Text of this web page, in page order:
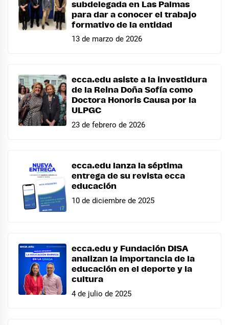
subdelegada en Las Palmas
para dar a conocer el trabajo
formativo de la entidad
13 de marzo de 2026
ecca.edu asiste a la investidura
de la Reina Doña Sofía como
Doctora Honoris Causa por la
ULPGC
23 de febrero de 2026
ecca.edu lanza la séptima
entrega de su revista ecca
educación
10 de diciembre de 2025
ecca.edu y Fundación DISA
analizan la importancia de la
educación en el deporte y la
cultura
4 de julio de 2025